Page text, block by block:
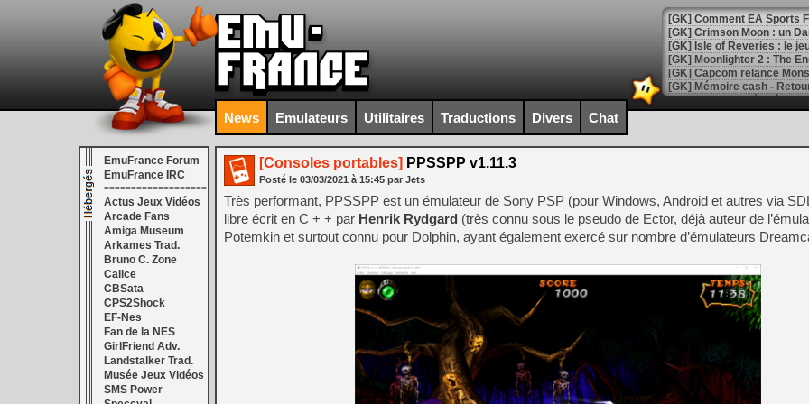
[GK] Comment EA Sports
[GK] Crimson Moon : un
[GK] Isle of Reveries : le
[GK] Moonlighter 2 : The
[GK] Capcom relance
[Mo5] Deux inédits du
[GK] Le beat'em up The
[GK] Endless Legend 2 :
[LS] [PS5] Le WebKit
[GK] Oubliez Crazy Taxi,
[LS] [Switch] NSZ 5.0.0
[GK] No More Room in
[GK] Un chatbot Atelier
[GK] Mémoire cash -
News Emulateurs Utilitaires Traductions Divers Chat
EmuFrance Forum
EmuFrance IRC
===================
Actus Jeux Vidéos
Arcade Fans
Amiga Museum
Arkames Trad.
Bruno C. Zone
Calice
CBSata
CPS2Shock
EF-Nes
Fan de la NES
GirlFriend Adv.
Landstalker Trad.
Musée Jeux Vidéos
SMS Power
[Consoles portables] PPSSPP v1.11.3
Posté le 03/03/2021 à 15:45 par Jets
Très performant, PPSSPP est un émulateur de Sony PSP (pour Windows, Android et autres via
libre écrit en C + + par Henrik Rydgard (très connu sous le pseudo de Ector, déjà auteur de
Potemkin et surtout connu pour Dolphin, ayant également exercé sur nombre d’émulateurs